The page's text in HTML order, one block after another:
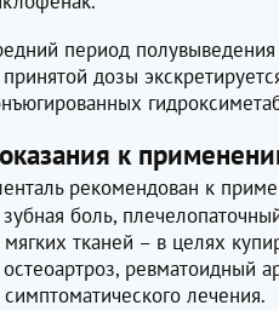
период
дозы
к
рекомендован к
зубная боль,
мягких тканей – в целях
остеоартроз, ревматоидный
симптоматического лечения.